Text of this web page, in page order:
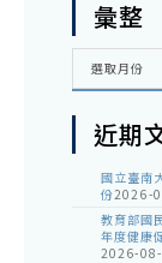
彙整
彙
選取月份
近期
國立臺南
份2026-
教育部國
年度健康
2026-